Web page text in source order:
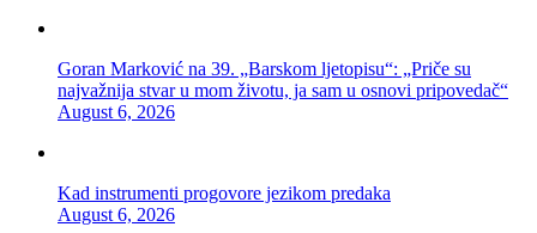
Goran Marković na 39. „Barskom ljetopisu“: „Priče su
najvažnija stvar u mom životu, ja sam u osnovi pripovedač“
August 6, 2026
Kad instrumenti progovore jezikom predaka
August 6, 2026